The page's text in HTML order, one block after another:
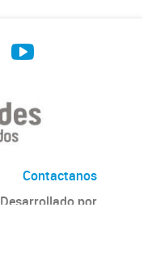
Contactanos
Desarrollado por